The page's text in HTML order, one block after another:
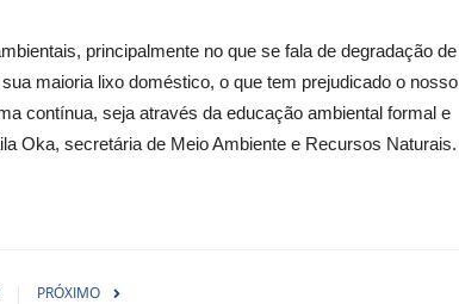
principalmente no que se fala de degradação de
maioria lixo doméstico, o que tem prejudicado o nosso
contínua, seja através da educação ambiental formal e
Oka, secretária de Meio Ambiente e Recursos Naturais.
PRÓXIMO